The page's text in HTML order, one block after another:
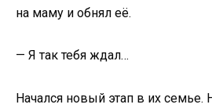
на маму и обнял её.
— Я так тебя ждал…
Начался новый этап в их семье.